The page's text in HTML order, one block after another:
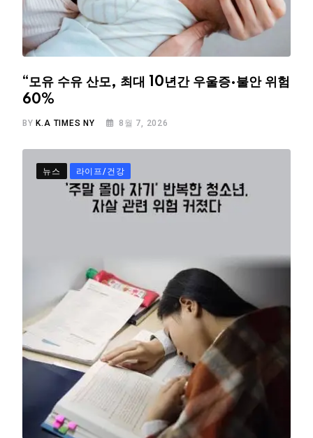
“모유 수유 산모, 최대 10년간 우울증·불안 위험
60%
BY K.A TIMES NY 8월 7, 2026
뉴스 라이프/건강